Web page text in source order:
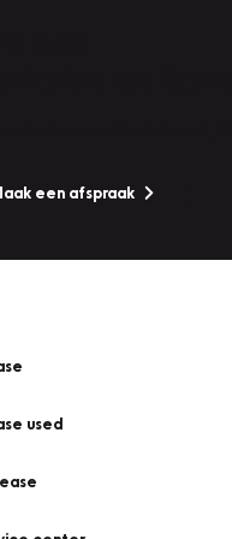
een afspraak
used